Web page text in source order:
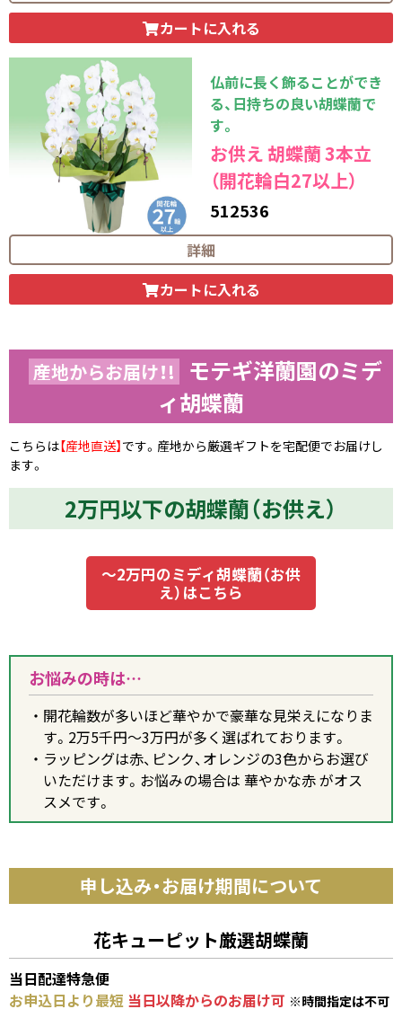
カートに入れる
仏前に長く飾ることができ
る、日持ちの良い胡蝶蘭で
す。
お供え 胡蝶蘭 3本立
（開花輪白27以上）
512536
29,700
詳細
カートに入れる
産地からお届け！!
モテギ洋蘭園のミデ
ィ胡蝶蘭
こちらは【産地直送】です。産地から厳選ギフトを宅配便でお届けし
ます。
2万円以下の胡蝶蘭（お供え）
～2万円のミディ胡蝶蘭（お供
え）はこちら
お悩みの時は…
開花輪数が多いほど華やかで豪華な見栄えになりま
す。2万5千円～3万円が多く選ばれております。
ラッピングは赤、ピンク、オレンジの3色からお選び
いただけます。お悩みの場合は 華やかな赤 がオス
スメです。
申し込み・お届け期間について
花キューピット厳選胡蝶蘭
当日配達特急便
お申込日より最短 当日以降からのお届け可 ※時間指定は不可